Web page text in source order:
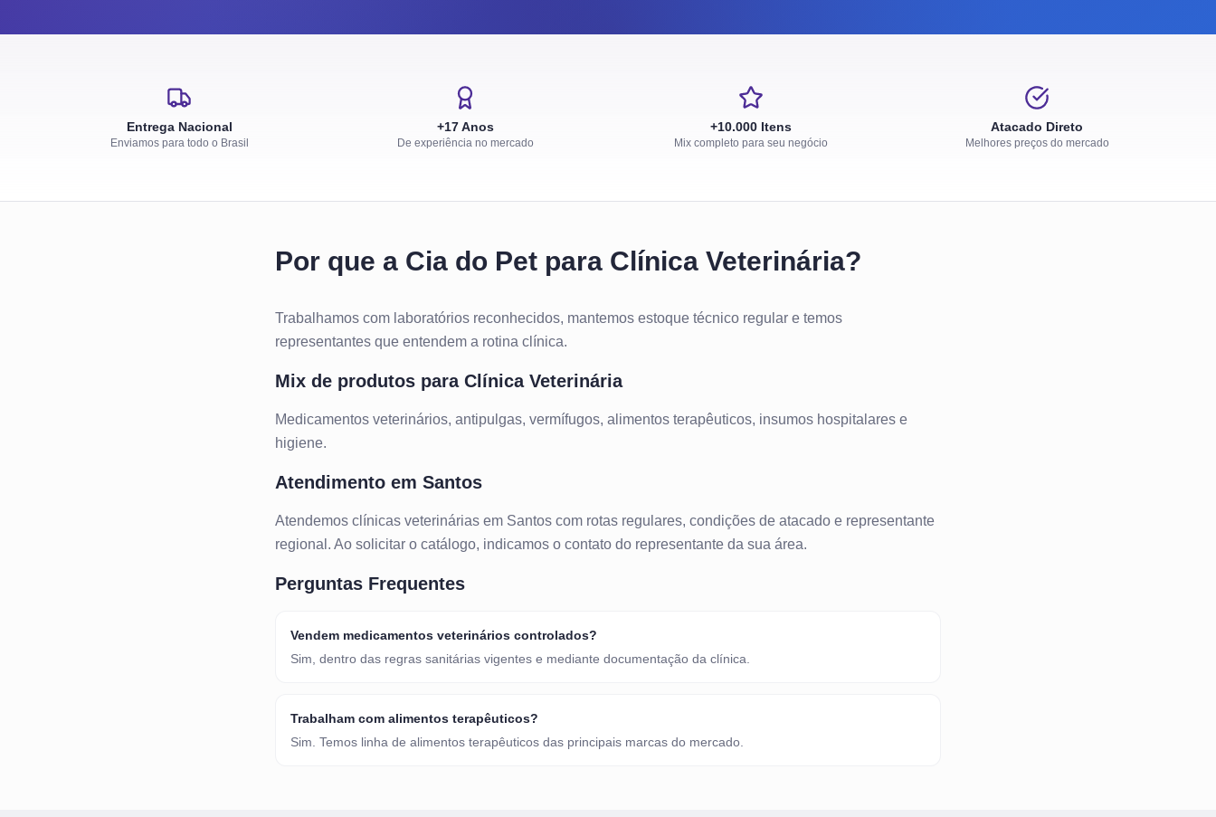
Entrega Nacional
Enviamos para todo o Brasil
+17 Anos
De experiência no mercado
+10.000 Itens
Mix completo para seu negócio
Atacado Direto
Melhores preços do mercado
Por que a Cia do Pet para Clínica Veterinária?
Trabalhamos com laboratórios reconhecidos, mantemos estoque técnico regular e temos
representantes que entendem a rotina clínica.
Mix de produtos para Clínica Veterinária
Medicamentos veterinários, antipulgas, vermífugos, alimentos terapêuticos, insumos hospitalares e
higiene.
Atendimento em Santos
Atendemos clínicas veterinárias em Santos com rotas regulares, condições de atacado e representante
regional. Ao solicitar o catálogo, indicamos o contato do representante da sua área.
Perguntas Frequentes
Vendem medicamentos veterinários controlados?
Sim, dentro das regras sanitárias vigentes e mediante documentação da clínica.
Trabalham com alimentos terapêuticos?
Sim. Temos linha de alimentos terapêuticos das principais marcas do mercado.